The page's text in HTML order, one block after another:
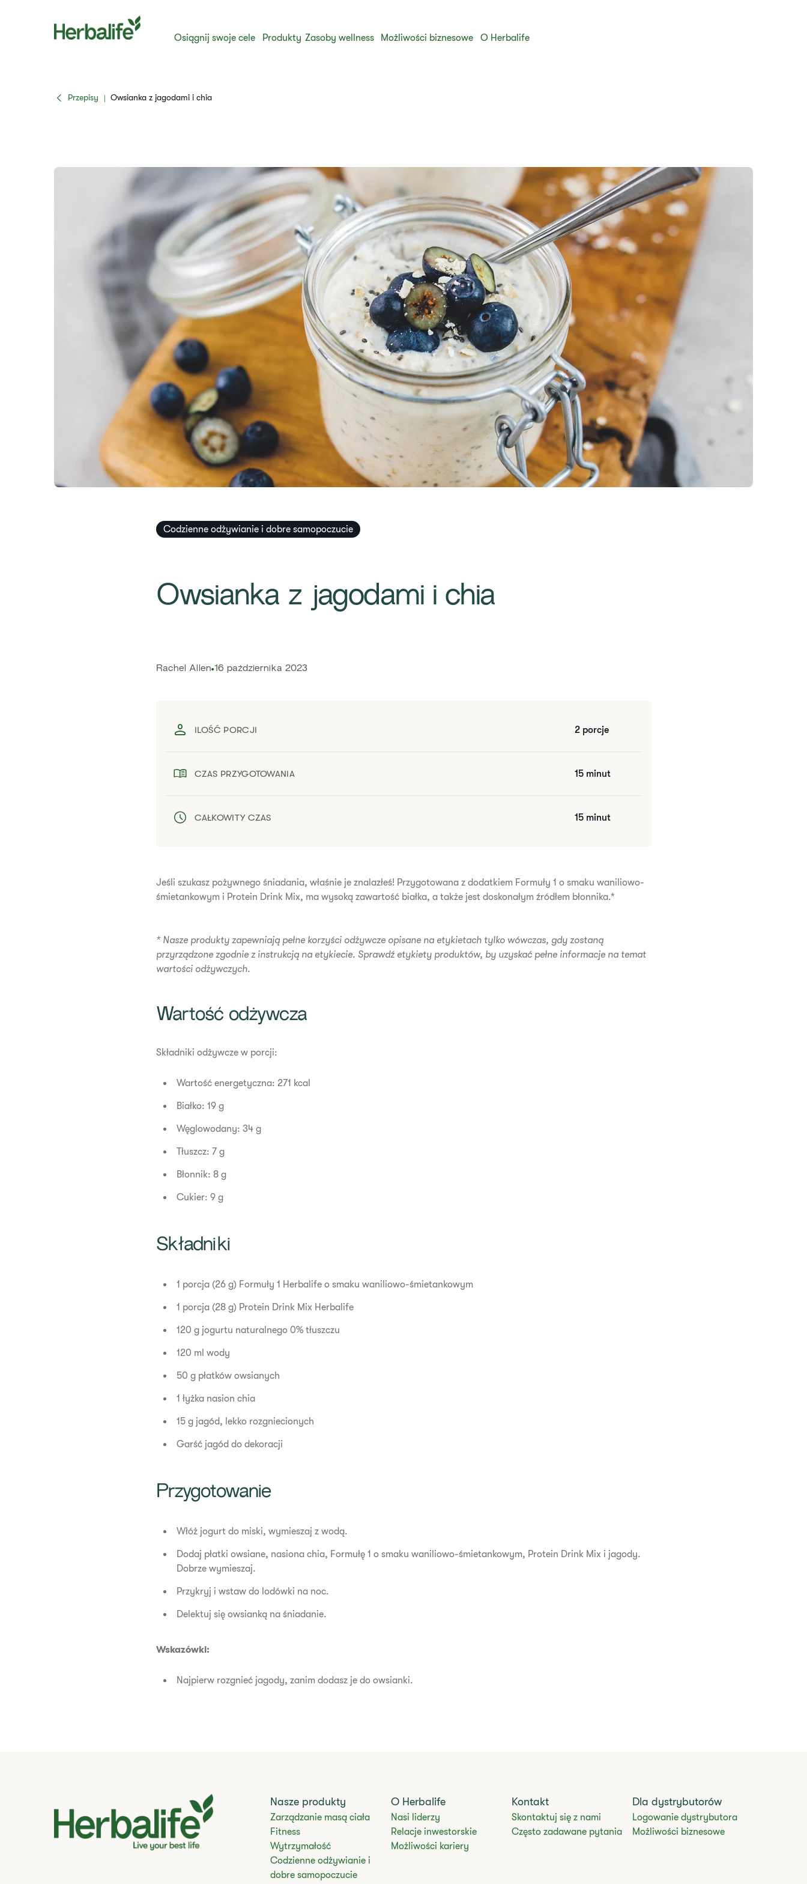
Osiągnij swoje cele Produkty Zasoby wellness Możliwości biznesowe O Herbalife
Przepisy | ​Owsianka z jagodami i chia
Codzienne odżywianie i dobre samopoczucie
​Owsianka z jagodami i chia
​​Rachel Allen​ 16 października 2023
ILOŚĆ PORCJI 2 porcje
CZAS PRZYGOTOWANIA 15 minut
CAŁKOWITY CZAS 15 minut
​Jeśli szukasz pożywnego śniadania, właśnie je znalazłeś! Przygotowana z dodatkiem Formuły 1 o smaku waniliowo-
śmietankowym i Protein Drink Mix, ma wysoką zawartość białka, a także jest doskonałym źródłem błonnika.*
* Nasze produkty zapewniają pełne korzyści odżywcze opisane na etykietach tylko wówczas, gdy zostaną
przyrządzone zgodnie z instrukcją na etykiecie. Sprawdź etykiety produktów, by uzyskać pełne informacje na temat
wartości odżywczych.
​Wartość odżywcza
Składniki odżywcze w porcji:
Wartość energetyczna: 271 kcal
Białko: 19 g
Węglowodany: 34 g
Tłuszcz: 7 g
Błonnik: 8 g
Cukier: 9 g
Składniki
1 porcja (26 g) Formuły 1 Herbalife o smaku waniliowo-śmietankowym
1 porcja (28 g) Protein Drink Mix Herbalife
120 g jogurtu naturalnego 0% tłuszczu
120 ml wody
50 g płatków owsianych
1 łyżka nasion chia
15 g jagód, lekko rozgniecionych
Garść jagód do dekoracji
Przygotowanie
Włóż jogurt do miski, wymieszaj z wodą.
Dodaj płatki owsiane, nasiona chia, Formułę 1 o smaku waniliowo-śmietankowym, Protein Drink Mix i jagody.
Dobrze wymieszaj.
Przykryj i wstaw do lodówki na noc.
Delektuj się owsianką na śniadanie.
Wskazówki:
Najpierw rozgnieć jagody, zanim dodasz je do owsianki.
Nasze produkty
Zarządzanie masą ciała
Fitness
Wytrzymałość
Codzienne odżywianie i
dobre samopoczucie
O Herbalife
Nasi liderzy
Relacje inwestorskie
Możliwości kariery
Kontakt
Skontaktuj się z nami
Często zadawane pytania
Dla dystrybutorów
Logowanie dystrybutora
Możliwości biznesowe